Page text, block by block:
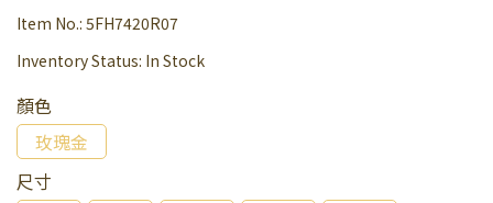
Item No.: 5FH7420R07
Inventory Status: In Stock
顏色
玫瑰金
尺寸